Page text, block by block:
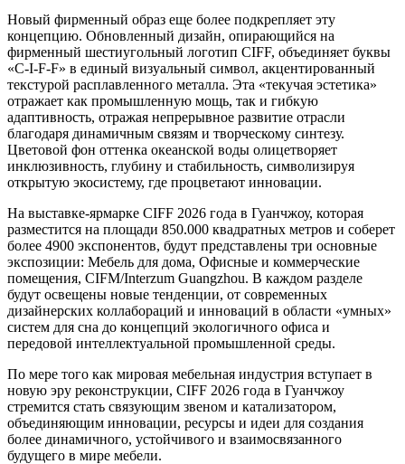
Новый фирменный образ еще более подкрепляет эту
концепцию. Обновленный дизайн, опирающийся на
фирменный шестиугольный логотип CIFF, объединяет буквы
«C-I-F-F» в единый визуальный символ, акцентированный
текстурой расплавленного металла. Эта «текучая эстетика»
отражает как промышленную мощь, так и гибкую
адаптивность, отражая непрерывное развитие отрасли
благодаря динамичным связям и творческому синтезу.
Цветовой фон оттенка океанской воды олицетворяет
инклюзивность, глубину и стабильность, символизируя
открытую экосистему, где процветают инновации.
На выставке-ярмарке CIFF 2026 года в Гуанчжоу, которая
разместится на площади 850.000 квадратных метров и соберет
более 4900 экспонентов, будут представлены три основные
экспозиции: Мебель для дома, Офисные и коммерческие
помещения, CIFM/Interzum Guangzhou. В каждом разделе
будут освещены новые тенденции, от современных
дизайнерских коллабораций и инноваций в области «умных»
систем для сна до концепций экологичного офиса и
передовой интеллектуальной промышленной среды.
По мере того как мировая мебельная индустрия вступает в
новую эру реконструкции, CIFF 2026 года в Гуанчжоу
стремится стать связующим звеном и катализатором,
объединяющим инновации, ресурсы и идеи для создания
более динамичного, устойчивого и взаимосвязанного
будущего в мире мебели.